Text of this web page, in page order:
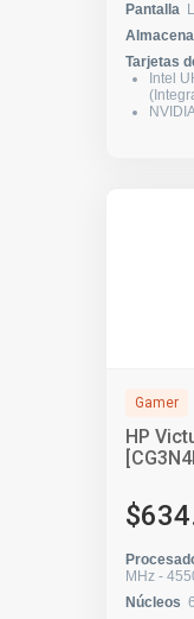
Pantalla
Tarjetas
Intel
Gamer
HP
MHz -
Núcleos